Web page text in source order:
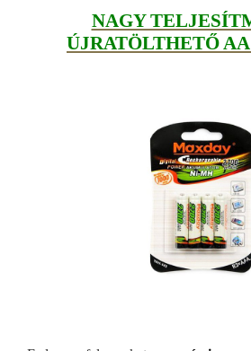
NAGY
ÚJRATÖLTHETŐ